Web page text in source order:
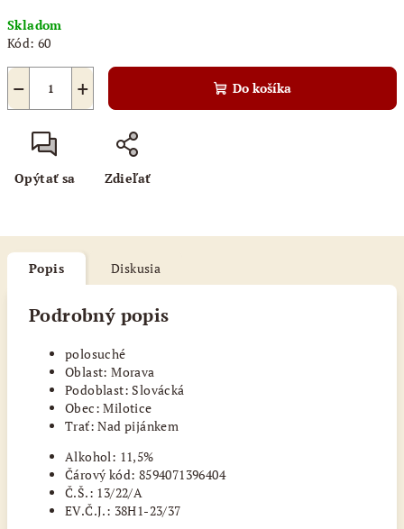
cena:
Skladom
Kód: 60
+
− Do košíka
Opýtať sa Zdieľať
Popis Diskusia
Podrobný popis
polosuché
Oblast: Morava
Podoblast: Slovácká
Obec: Milotice
Trať: Nad pijánkem
Alkohol: 11,5%
Čárový kód: 8594071396404
Č.Š.: 13/22/A
EV.Č.J.: 38H1-23/37